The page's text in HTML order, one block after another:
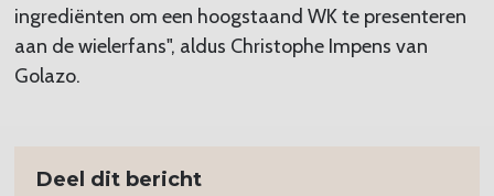
ingrediënten om een hoogstaand WK te presenteren
aan de wielerfans", aldus Christophe Impens van
Golazo.
Deel dit bericht